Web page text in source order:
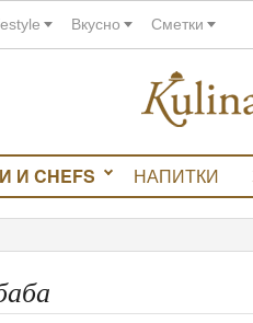
Вкусно Сметки
И CHEFS НАПИТКИ